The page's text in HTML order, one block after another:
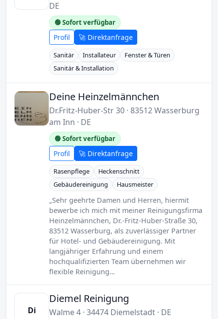
DE
🟢 Sofort verfügbar
Profil 🚀 Direktanfrage
Sanitär Installateur
Fenster & Türen
Sanitär & Installation
Deine Heinzelmännchen
Dr.Fritz-Huber-Str 30 · 83512 Wasserburg
am Inn · DE
🟢 Sofort verfügbar
Profil 🚀 Direktanfrage
Rasenpflege
Heckenschnitt
Gebäudereinigung
Hausmeister
„Sehr geehrte Damen und Herren, hiermit
bewerbe ich mich mit meiner Reinigungsfirma
Heinzelmännchen, Dr.-Fritz-Huber-Straße 30,
83512 Wasserburg, als zuverlässiger Partner
für Hotel- und Gebäudereinigung. Mit
langjähriger Erfahrung und einem
hochqualifizierten Team übernehmen wir
flexible Reinigung…
Di
Diemel Reinigung
Walme 4 · 34474 Diemelstadt · DE